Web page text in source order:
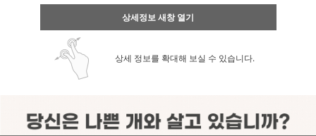
상세정보 새창 열기
상세 정보를 확대해 보실 수 있습니다.